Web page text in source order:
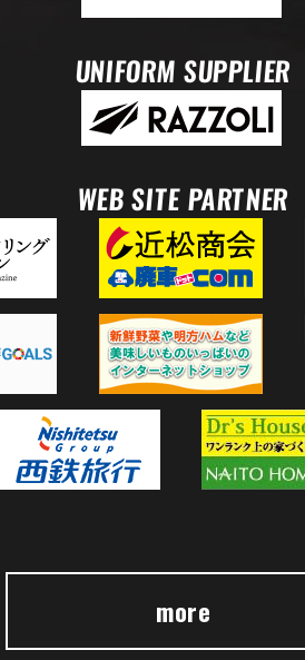
UNIFORM SUPPLIER
WEB SITE PARTNER
more